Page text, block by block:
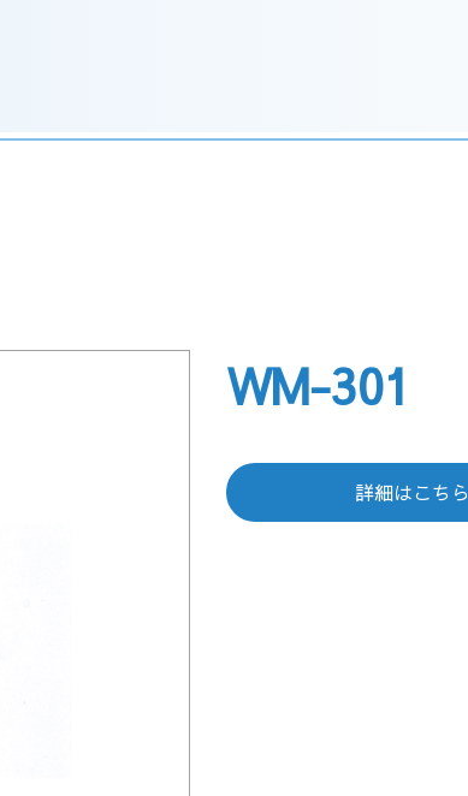
WM-301
詳細はこちら